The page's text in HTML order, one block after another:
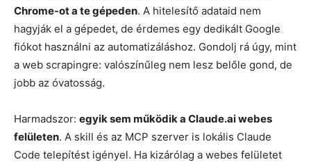
Chrome-ot a te gépeden. A hitelesítő adataid nem
hagyják el a gépedet, de érdemes egy dedikált Google
fiókot használni az automatizáláshoz. Gondolj rá úgy, mint
a web scrapingre: valószínűleg nem lesz belőle gond, de
jobb az óvatosság.
Harmadszor: egyik sem működik a Claude.ai webes
felületen. A skill és az MCP szerver is lokális Claude
Code telepítést igényel. Ha kizárólag a webes felületet